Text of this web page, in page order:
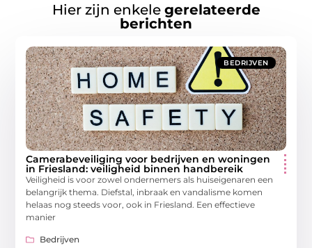
Hier zijn enkele gerelateerde
berichten
BEDRIJVEN
Camerabeveiliging voor bedrijven en woningen
in Friesland: veiligheid binnen handbereik
Veiligheid is voor zowel ondernemers als huiseigenaren een
belangrijk thema. Diefstal, inbraak en vandalisme komen
helaas nog steeds voor, ook in Friesland. Een effectieve
manier
Bedrijven